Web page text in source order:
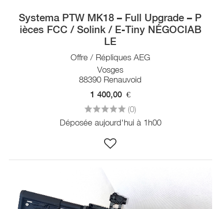
Systema PTW MK18 – Full Upgrade – P
ièces FCC / Solink / E-Tiny NÉGOCIAB
LE
Offre / Répliques AEG
Vosges
88390 Renauvoid
1 400,00 €
(0)
Déposée aujourd'hui à 1h00